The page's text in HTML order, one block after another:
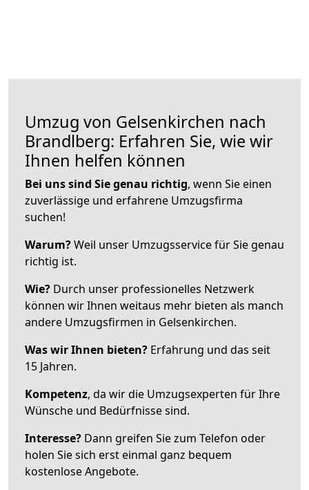
Umzug von Gelsenkirchen nach
Brandlberg: Erfahren Sie, wie wir
Ihnen helfen können
Bei uns sind Sie genau richtig, wenn Sie einen
zuverlässige und erfahrene Umzugsfirma
suchen!
Warum?Weil unser Umzugsservice für Sie genau
richtig ist.
Wie? Durch unser professionelles Netzwerk
können wir Ihnen weitaus mehr bieten als manch
andere Umzugsfirmen in Gelsenkirchen.
Was wir Ihnen bieten? Erfahrung und das seit
15 Jahren.
Kompetenz, da wir die Umzugsexperten für Ihre
Wünsche und Bedürfnisse sind.
Interesse? Dann greifen Sie zum Telefon oder
holen Sie sich erst einmal ganz bequem
kostenlose Angebote.